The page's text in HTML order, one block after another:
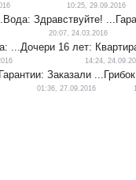
10:25, 29.09.2016
Вода: Здравствуйте! ...
20:07, 24.03.2016
... Дочери 16 лет:
14:24,
Гарантии: Заказали ...
01:36, 27.09.2016